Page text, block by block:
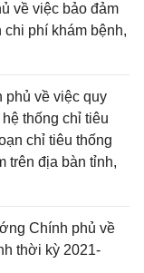
về việc bảo đảm
chi phí khám bệnh,
phủ về việc quy
thống chỉ tiêu
chỉ tiêu thống
trên địa bàn tỉnh,
Chính phủ về
thời kỳ 2021-